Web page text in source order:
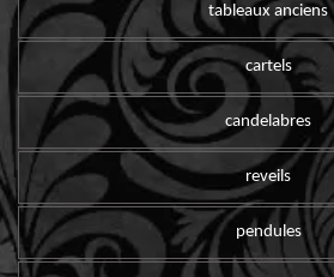
tableaux anciens
cartels
candelabres
reveils
pendules